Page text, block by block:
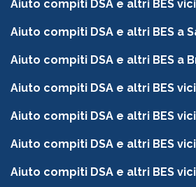
Aiuto compiti DSA e altri BES
Aiuto compiti DSA e altri BES a
Aiuto compiti DSA e altri BES a
Aiuto compiti DSA e altri BES
Aiuto compiti DSA e altri BES
Aiuto compiti DSA e altri BES
Aiuto compiti DSA e altri BES